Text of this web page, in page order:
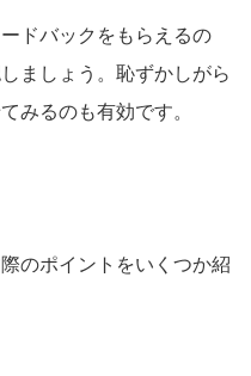
ドバックをもらえるの
ましょう。恥ずかしがら
みるのも有効です。
のポイントをいくつか紹